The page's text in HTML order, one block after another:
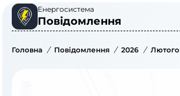
Енергосистема
Повідомлення
Головна / Повідомлення / 2026 / Лютого